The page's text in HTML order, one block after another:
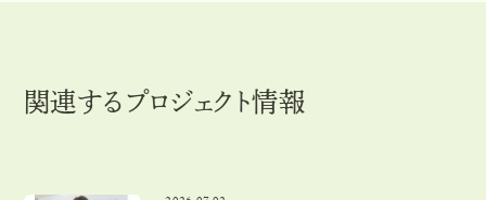
関連するプロジェクト情報